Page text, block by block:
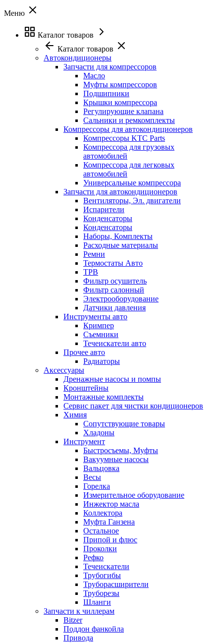
Меню
Каталог товаров
Каталог товаров
Автокондиционеры
Запчасти для компрессоров
Масло
Муфты компрессоров
Подшипники
Крышки компрессора
Регулирующие клапана
Сальники и ремкомплекты
Компрессоры для автокондиционеров
Компрессоры KTC Parts
Компрессора для грузовых
автомобилей
Компрессора для легковых
автомобилей
Универсальные компрессора
Запчасти для автокондиционеров
Вентиляторы, Эл. двигатели
Испарители
Конденсаторы
Конденсаторы
Наборы, Комплекты
Расходные материалы
Ремни
Термостаты Авто
ТРВ
Фильтр осушитель
Фильтр салонный
Электрооборудование
Датчики давления
Инструменты авто
Кримпер
Съемники
Течеискатели авто
Прочее авто
Радиаторы
Аксессуары
Дренажные насосы и помпы
Кронштейны
Монтажные комплекты
Сервис пакет для чистки кондиционеров
Химия
Сопутствующие товары
Хладоны
Инструмент
Быстросъемы, Муфты
Вакуумные насосы
Вальцовка
Весы
Горелка
Измерительное оборудование
Инжектор масла
Коллектора
Муфта Ганзена
Остальное
Припой и флюс
Проколки
Рефко
Течеискатели
Трубогибы
Труборасширители
Труборезы
Шланги
Запчасти к чиллерам
Bitzer
Поддон фанкойла
Привода